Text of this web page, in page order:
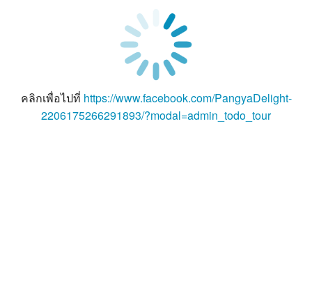
คลิกเพื่อไปที่ https://www.facebook.com/PangyaDelight-
2206175266291893/?modal=admin_todo_tour